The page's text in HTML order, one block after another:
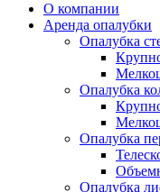
О компании
Аренда опалубки
Опалубка
Опалубка
Опалубка
Опалубка